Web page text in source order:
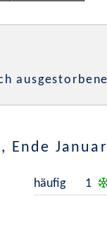
Ende
häufig 1